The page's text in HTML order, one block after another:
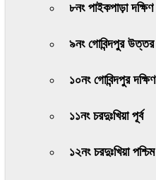
৮নং পাইকপাড়া দক্ষিণ
৯নং গোবিন্দপুর উত্তর
১০নং গোবিন্দপুর দক্ষিণ
১১নং চরদুঃখিয়া পূর্ব
১২নং চরদুঃখিয়া পশ্চিম